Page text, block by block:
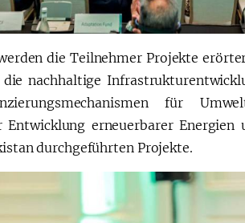
die Teilnehmer Projekte
nachhaltige
für
erneuerbarer Energien
durchgeführten Projekte.